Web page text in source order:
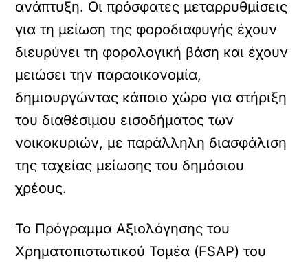
ανάπτυξη. Οι πρόσφατες μεταρρυθμίσεις
για τη μείωση της φοροδιαφυγής έχουν
διευρύνει τη φορολογική βάση και έχουν
μειώσει την παραοικονομία,
δημιουργώντας κάποιο χώρο για στήριξη
του διαθέσιμου εισοδήματος των
νοικοκυριών, με παράλληλη διασφάλιση
της ταχείας μείωσης του δημόσιου
χρέους.
Το Πρόγραμμα Αξιολόγησης του
Χρηματοπιστωτικού Τομέα (FSAP) του